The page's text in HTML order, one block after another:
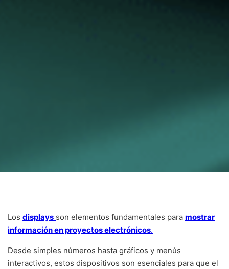
Los displays son elementos fundamentales para mostrar
información en proyectos electrónicos.
Desde simples números hasta gráficos y menús
interactivos, estos dispositivos son esenciales para que el